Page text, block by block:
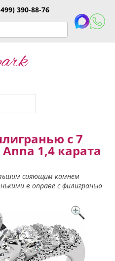
390-88-76
с 7
1,4 карата
сияющим камнем
в оправе с филигранью